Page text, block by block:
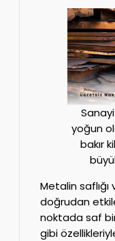
yoğun
bakır
Metalin saflığı
doğrudan
noktada saf
gibi